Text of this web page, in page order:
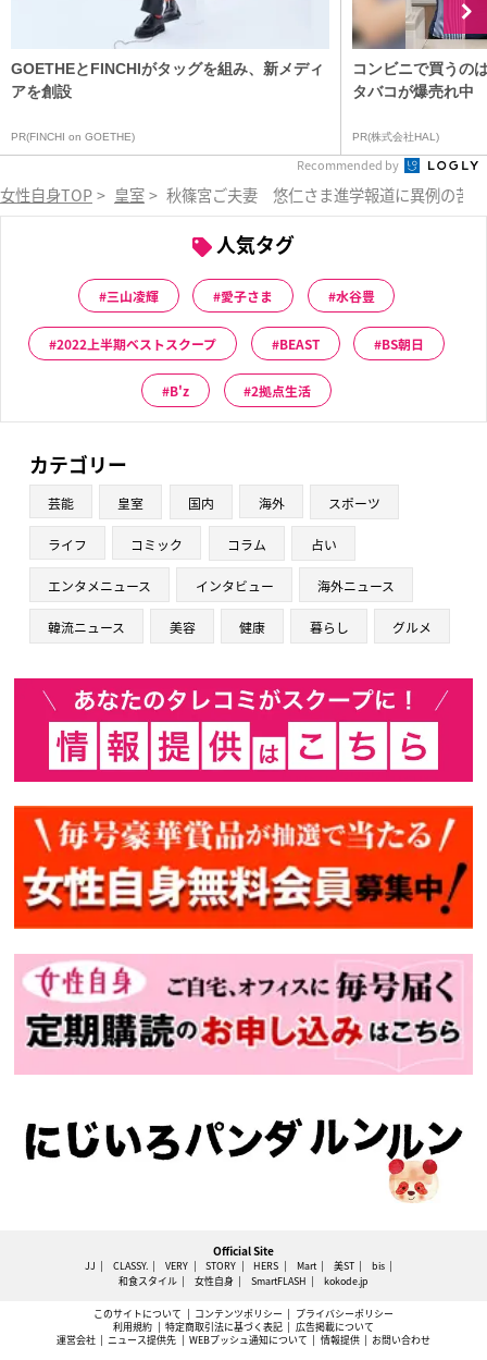
GOETHEとFINCHIがタッグを組み、新メディ
アを創設
PR(FINCHI on GOETHE)
コンビニで買うの
タバコが爆売れ中
PR(株式会社HAL)
Recommended by
女性自身TOP > 皇室 > 秋篠宮ご夫妻 悠仁さま進学報道に異例の苦
人気タグ
三山凌輝 愛子さま 水谷豊
2022上半期ベストスクープ BEAST BS朝日
B'z 2拠点生活
カテゴリー
芸能 皇室 国内 海外 スポーツ
ライフ コミック コラム 占い
エンタメニュース インタビュー 海外ニュース
韓流ニュース 美容 健康 暮らし グルメ
Official Site
JJ CLASSY. VERY STORY HERS Mart 美ST
bis
和食スタイル
女性自身 SmartFLASH kokode.jp
このサイトについて コンテンツポリシー
プライバシーポリシー
利用規約
特定商取引法に基づく表記
広告掲載について
運営会社
ニュース提供先 WEBプッシュ通知について 情報提供 お問い合わせ